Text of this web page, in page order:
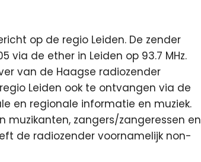
op de regio Leiden. De zender
de ether in Leiden op 93.7 MHz.
van de Haagse radiozender
Leiden ook te ontvangen via de
en regionale informatie en muziek.
muzikanten, zangers/zangeressen en
de radiozender voornamelijk non-